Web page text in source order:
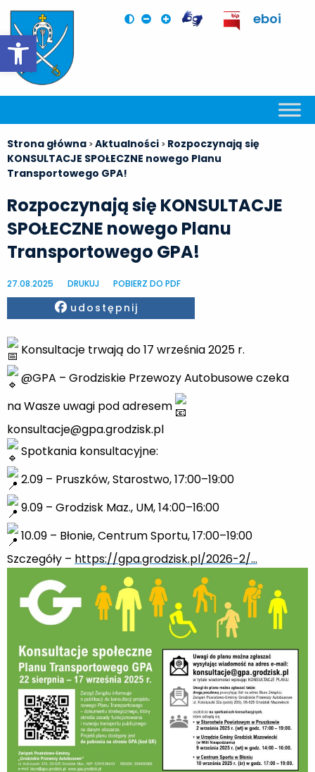
Otwórz pasek narzędzi
eboi
Strona główna >Aktualności > Rozpoczynają się
KONSULTACJE SPOŁECZNE nowego Planu
Transportowego GPA!
Rozpoczynają się KONSULTACJE
SPOŁECZNE nowego Planu
Transportowego GPA!
27.08.2025 DRUKUJ POBIERZ DO PDF
Facebook
udostępnij
Konsultacje trwają do 17 września 2025 r.
@GPA – Grodziskie Przewozy Autobusowe czeka
na Wasze uwagi pod adresem
konsultacje@gpa.grodzisk.pl
Spotkania konsultacyjne:
2.09 – Pruszków, Starostwo, 17:00–19:00
9.09 – Grodzisk Maz., UM, 14:00–16:00
10.09 – Błonie, Centrum Sportu, 17:00–19:00
Szczegóły – https://gpa.grodzisk.pl/2026-2/…